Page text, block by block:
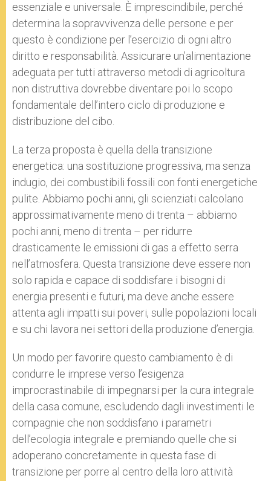
essenziale e universale. È imprescindibile, perché
determina la sopravvivenza delle persone e per
questo è condizione per l’esercizio di ogni altro
diritto e responsabilità. Assicurare un’alimentazione
adeguata per tutti attraverso metodi di agricoltura
non distruttiva dovrebbe diventare poi lo scopo
fondamentale dell’intero ciclo di produzione e
distribuzione del cibo.
La terza proposta è quella della transizione
energetica: una sostituzione progressiva, ma senza
indugio, dei combustibili fossili con fonti energetiche
pulite. Abbiamo pochi anni, gli scienziati calcolano
approssimativamente meno di trenta – abbiamo
pochi anni, meno di trenta – per ridurre
drasticamente le emissioni di gas a effetto serra
nell’atmosfera. Questa transizione deve essere non
solo rapida e capace di soddisfare i bisogni di
energia presenti e futuri, ma deve anche essere
attenta agli impatti sui poveri, sulle popolazioni locali
e su chi lavora nei settori della produzione d’energia.
Un modo per favorire questo cambiamento è di
condurre le imprese verso l’esigenza
improcrastinabile di impegnarsi per la cura integrale
della casa comune, escludendo dagli investimenti le
compagnie che non soddisfano i parametri
dell’ecologia integrale e premiando quelle che si
adoperano concretamente in questa fase di
transizione per porre al centro della loro attività